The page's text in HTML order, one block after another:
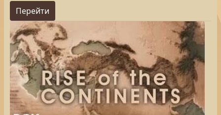
Перейти